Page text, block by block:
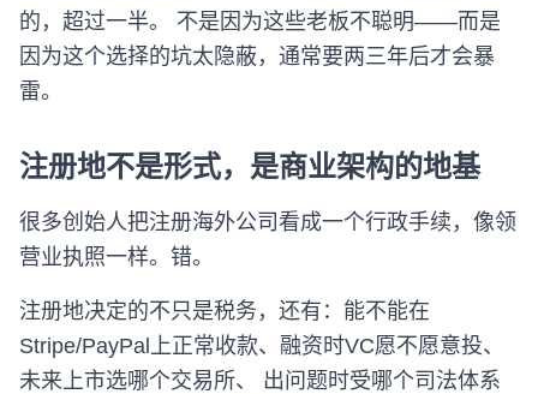
的，超过一半。 不是因为这些老板不聪明——而是
因为这个选择的坑太隐蔽，通常要两三年后才会暴
雷。
注册地不是形式，是商业架构的地基
很多创始人把注册海外公司看成一个行政手续，像领
营业执照一样。错。
注册地决定的不只是税务，还有：能不能在
Stripe/PayPal上正常收款、融资时VC愿不愿意投、
未来上市选哪个交易所、 出问题时受哪个司法体系